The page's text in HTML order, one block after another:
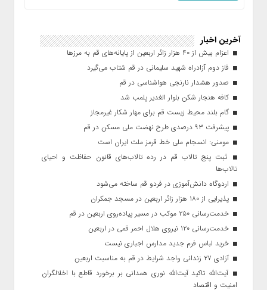
آخرین اخبار
اعزام بیش از ۴۰ هزار زائر اربعین از پایانه‌های قم به مرزها
فاز دوم آزادراه شهید سلیمانی در قم شتاب می‌گیرد
صدور هشدار نارنجی هواشناسی در قم
کافه هنجار شکن بلوار الغدیر پلمب شد
گام بلند محیط زیست قم برای مهار شکار غیرمجاز
پیشرفت ۹۳ درصدی طرح نهضت ملی مسکن در قم
مومنی: انسجام ملی خط قرمز ملت ایران است
ثبت پنج تالاب قم در رده تالاب‌های قانون حفاظت و احیای
تالاب‌ها
اردوگاه دانش‌آموزی در فردو قم ساخته می‌شود
پذیرایی از ۱۸۰ هزار زائر اربعین در مسجد جمکران
خدمت‌رسانی ۲۵۰ موکب در مسیر پیاده‌روی اربعین در قم
خدمت‌رسانی ۱۲۰ نیروی هلال احمر قمی در اربعین
خرید لباس فرم جدید مدارس اجباری نیست
آزادی ۲۷ زندانی واجد شرایط در قم به مناسبت اربعین
آیت‌الله تاکید آیت‌الله نوری همدانی بر برخورد قاطع با اخلالگران
امنیت و اقتصاد